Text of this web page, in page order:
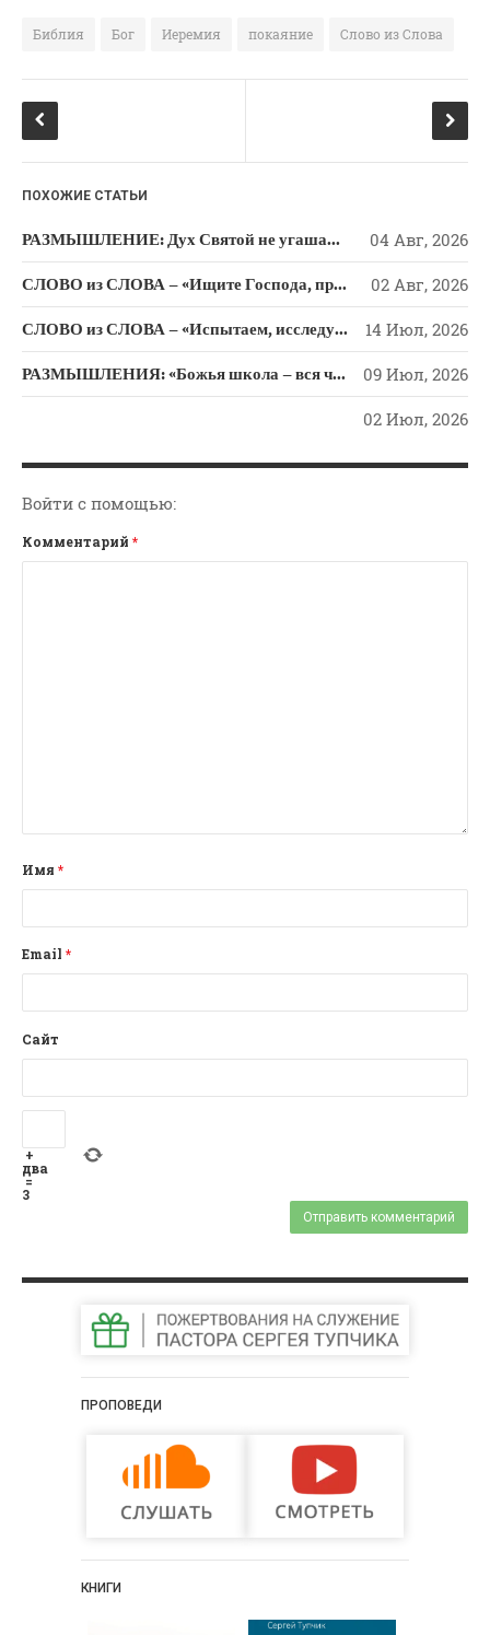
Христа"
Музыка-Видео
Новости
Поэзия
Проповедь-Аудио
Семинар "Второе
Пришествие ИХ"
Служителей
e
b
k
o
kl
ni
ki
te
r
Библия Бог Иеремия покаяние Слово из Слова
ПОХОЖИЕ СТАТЬИ
РАЗМЫШЛЕНИЕ: Дух Святой не угашайте! 04 Авг, 2026
СЛОВО из СЛОВА – «Ищите Господа, призывайте Его» (Исаии 55) 02 Авг, 2026
СЛОВО из СЛОВА – «Испытаем, исследуем пути свои и обратимся к Господу» 14 Июл, 2026
РАЗМЫШЛЕНИЯ: «Божья школа – вся человеческая жизнь» 09 Июл, 2026
02 Июл, 2026
Войти с помощью:
Комментарий *
Имя *
Email *
Сайт
+
два
=
3
ПРОПОВЕДИ
КНИГИ